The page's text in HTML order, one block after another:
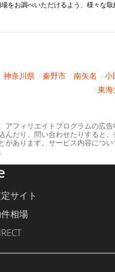
をお調べいただけるよう、様々な取
神奈川県 秦野市 南矢名 小
東海
アフィリエイトプログラムの広
んだり、問い合わせたりすると
があります。サービス内容につ
サイト
相場